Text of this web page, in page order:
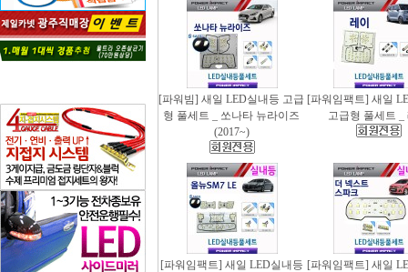
[파워빔] 새일 LED실내등 고급
형 풀세트 _ 쏘나타 뉴라이즈
(2017~)
[파워임팩트] 새일
고급형 풀세트 _
[파워임팩트] 새일 LED실내등 [파워임팩트] 새일